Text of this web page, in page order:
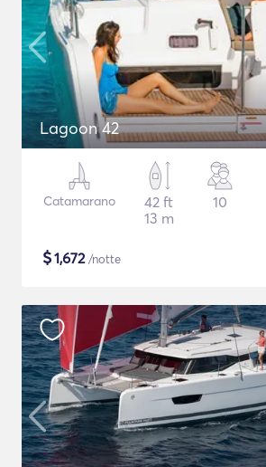
Lagoon 42
Catamarano
42 ft
13 m
10
$1,672/notte